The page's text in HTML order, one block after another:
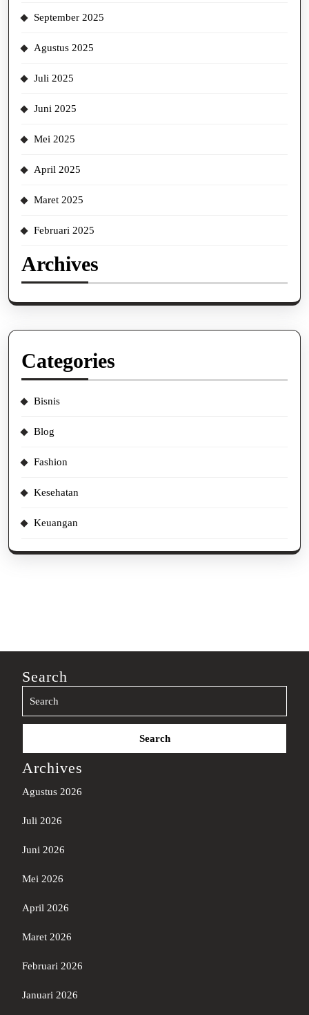
September 2025
Agustus 2025
Juli 2025
Juni 2025
Mei 2025
April 2025
Maret 2025
Februari 2025
Archives
Categories
Bisnis
Blog
Fashion
Kesehatan
Keuangan
Search
Search
Archives
Agustus 2026
Juli 2026
Juni 2026
Mei 2026
April 2026
Maret 2026
Februari 2026
Januari 2026